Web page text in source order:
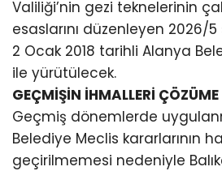
Valiliği’nin gezi teknelerinin
esaslarını düzenleyen 2026/5
2 Ocak 2018 tarihli Alanya
ile yürütülecek.
GEÇMİŞİN İHMALLERİ
Geçmiş dönemlerde
Belediye Meclis kararlarının
geçirilmemesi nedeniyle